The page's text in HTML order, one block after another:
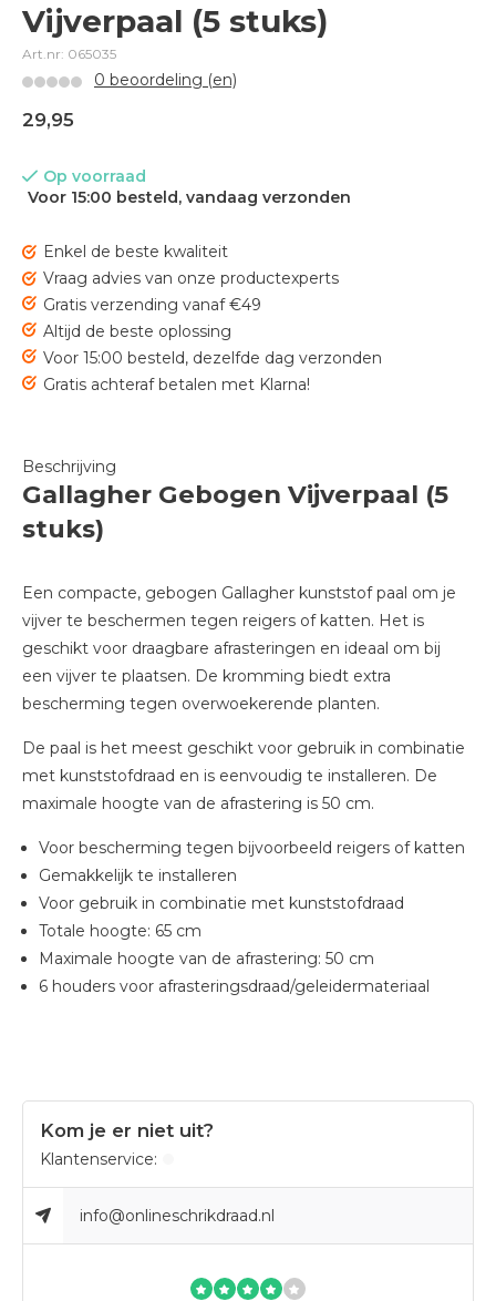
Vijverpaal (5 stuks)
Art.nr: 065035
0 beoordeling (en)
29,95
Op voorraad
Voor 15:00 besteld, vandaag verzonden
Enkel de beste kwaliteit
Vraag advies van onze productexperts
Gratis verzending vanaf €49
Altijd de beste oplossing
Voor 15:00 besteld, dezelfde dag verzonden
Gratis achteraf betalen met Klarna!
Beschrijving
Gallagher Gebogen Vijverpaal (5
stuks)
Een compacte, gebogen Gallagher kunststof paal om je
vijver te beschermen tegen reigers of katten. Het is
geschikt voor draagbare afrasteringen en ideaal om bij
een vijver te plaatsen. De kromming biedt extra
bescherming tegen overwoekerende planten.
De paal is het meest geschikt voor gebruik in combinatie
met kunststofdraad en is eenvoudig te installeren. De
maximale hoogte van de afrastering is 50 cm.
Voor bescherming tegen bijvoorbeeld reigers of katten
Gemakkelijk te installeren
Voor gebruik in combinatie met kunststofdraad
Totale hoogte: 65 cm
Maximale hoogte van de afrastering: 50 cm
6 houders voor afrasteringsdraad/geleidermateriaal
Kom je er niet uit?
Klantenservice:
info@onlineschrikdraad.nl